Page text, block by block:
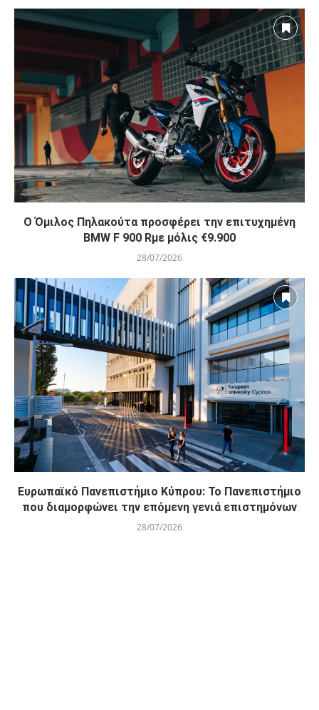
O Όμιλος Πηλακούτα προσφέρει την επιτυχημένη
BMW F 900 Rμε μόλις €9.900
28/07/2026
Ευρωπαϊκό Πανεπιστήμιο Κύπρου: Το Πανεπιστήμιο
που διαμορφώνει την επόμενη γενιά επιστημόνων
28/07/2026